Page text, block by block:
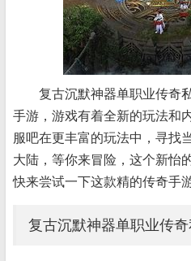
复古沉默神器单职业传奇
手游，游戏有着全新的玩法和
服吧在更丰富的玩法中，寻找
大陆，等你来冒险，这个新怡
快来尝试一下这款精的传奇手
复古沉默神器单职业传奇